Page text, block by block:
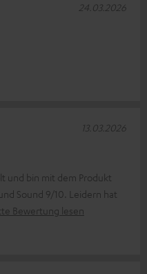
24.03.2026
und bin mit dem Produkt
Sound 9/10. Leidern hat
Bewertung lesen
13.03.2026